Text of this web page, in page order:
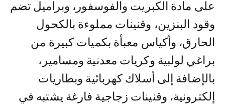
على مادة الكبريت والفوسفور، وبراميل تضم
وقود البنزين، وقنينات مملوءة بالكحول
الحارق، وأكياس معبأة بكميات كبيرة من
براغي لولبية وكريات معدنية ومسامير،
بالإضافة إلى أسلاك كهربائية وبطاريات
إلكترونية، وقنينات زجاجية فارغة يشتبه في